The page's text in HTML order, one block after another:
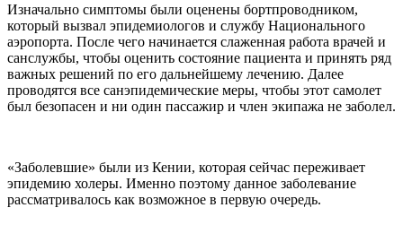
Изначально симптомы были оценены бортпроводником,
который вызвал эпидемиологов и службу Национального
аэропорта. После чего начинается слаженная работа врачей и
санслужбы, чтобы оценить состояние пациента и принять ряд
важных решений по его дальнейшему лечению. Далее
проводятся все санэпидемические меры, чтобы этот самолет
был безопасен и ни один пассажир и член экипажа не заболел.
«Заболевшие» были из Кении, которая сейчас переживает
эпидемию холеры. Именно поэтому данное заболевание
рассматривалось как возможное в первую очередь.